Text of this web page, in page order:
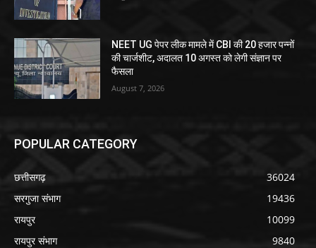
NEET UG पेपर लीक मामले में CBI की 20 हजार पन्नों
की चार्जशीट, अदालत 10 अगस्त को लेगी संज्ञान पर
फैसला
August 7, 2026
POPULAR CATEGORY
छत्तीसगढ़
36024
सरगुजा संभाग
19436
रायपुर
10099
रायपुर संभाग
9840